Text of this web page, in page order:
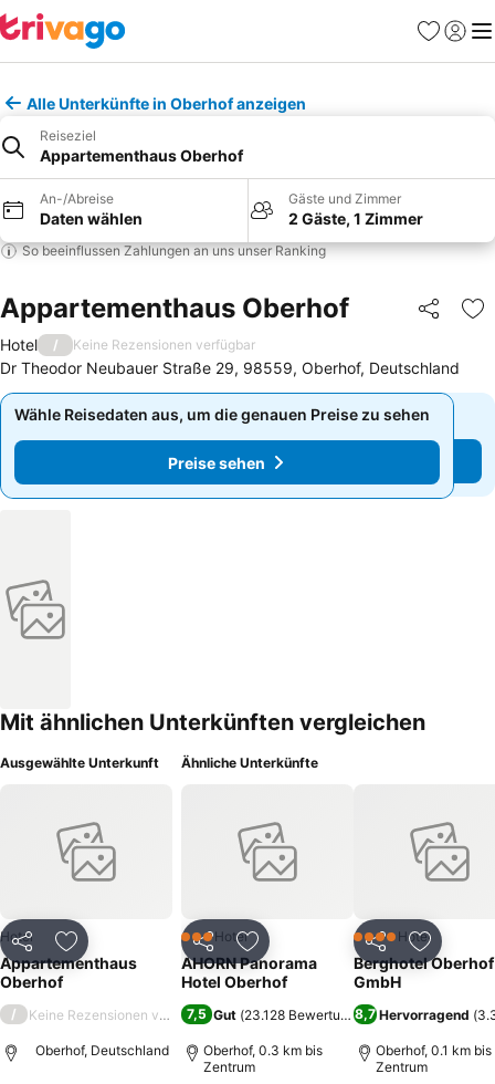
Favoriten
Alle Unterkünfte in Oberhof anzeigen
Reiseziel
Appartementhaus Oberhof
An-/Abreise
Daten wählen
Gäste und Zimmer
2 Gäste, 1 Zimmer
So beeinflussen Zahlungen an uns unser Ranking
Appartementhaus Oberhof Teilen
Hotel / Keine Rezensionen verfügbar
Dr Theodor Neubauer Straße 29, 98559, Oberhof, Deutschland
Wähle Reisedaten aus, um die genauen Preise zu sehen
Preise sehen
Wähle Reisedaten aus, um die genauen Preise zu sehen
Preise sehen
Mit ähnlichen Unterkünften vergleichen
Ausgewählte Unterkunft
Teilen Zu Favoriten hinzufügen
Hotel
Appartementhaus
Oberhof
/ Keine Rezensionen verfügbar
Oberhof, Deutschland
Ähnliche Unterkünfte
Teilen Zu Favoriten hinzufügen
3 SterneHotel
AHORN Panorama
Hotel Oberhof
7,5 Gut (23.128 Bewertungen)
Oberhof, 0.3 km bis
Zentrum
Teilen Zu
4 SterneHotel
Berghotel Oberhof
GmbH
8,7Hervorragend (
Oberhof, 0.1 km bis
Zentrum